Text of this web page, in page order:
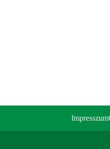
Impresszum